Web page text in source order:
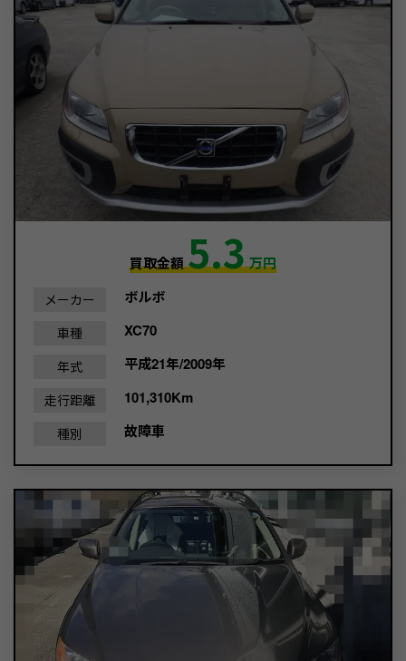
買取金額5.3万円
メーカー ボルボ
車種 XC70
年式 平成21年/2009年
走行距離 101,310Km
種別 故障車